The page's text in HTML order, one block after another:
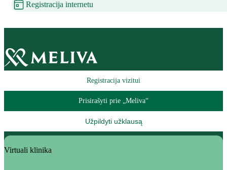
Registracija internetu
Registracija vizitui
Prisirašyti prie „Meliva“
Užpildyti užklausą
Virtuali klinika